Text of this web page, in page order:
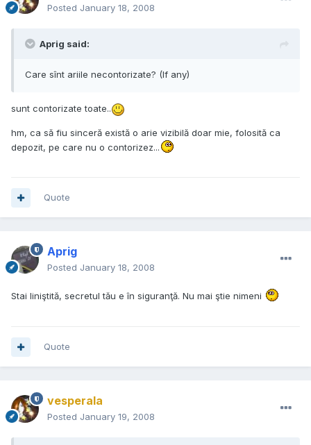
Posted January 18, 2008
Aprig said:
Care sînt ariile necontorizate? (If any)
sunt contorizate toate..
hm, ca să fiu sinceră există o arie vizibilă doar mie, folosită ca
depozit, pe care nu o contorizez...
Quote
Aprig
Posted January 18, 2008
Stai liniştită, secretul tău e în siguranţă. Nu mai ştie nimeni
Quote
vesperala
Posted January 19, 2008